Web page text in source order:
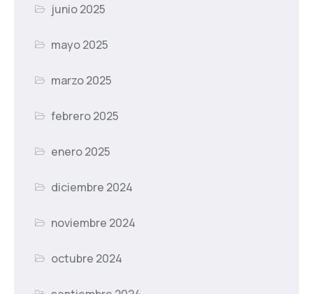
junio 2025
mayo 2025
marzo 2025
febrero 2025
enero 2025
diciembre 2024
noviembre 2024
octubre 2024